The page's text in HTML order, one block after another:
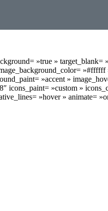
»true » target_blank=
»accent »
icons_paint= »custom »
»hover » animate=